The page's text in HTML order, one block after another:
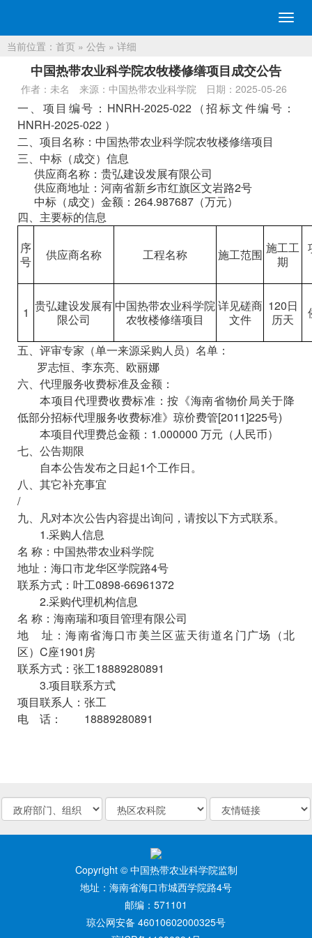
切
换
当前位置： 首页 » 公告 » 详细
中国热带农业科学院农牧楼修缮项目成交公告
作者：未名 来源：中国热带农业科学院 日期：2025-05-26
一、项目编号：HNRH-2025-022（招标文件编号：
HNRH-2025-022 ）
二、项目名称：中国热带农业科学院农牧楼修缮项目
三、中标（成交）信息
供应商名称： 贵弘建设发展有限公司
供应商地址： 河南省新乡市红旗区文岩路2号
中标（成交）金额： 264.987687 （万元）
四、主要标的信息
序
号
供应商名称 工程名称 施工范围 施工工
期
1 贵弘建设发展有
限公司
中国热带农业科学院
农牧楼修缮项目
详见磋商
文件
120日
历天
五、评审专家（单一来源采购人员）名单：
罗志恒、李东亮、欧丽娜
六、代理服务收费标准及金额：
本项目代理费收费标准：按《海南省物价局关于降
低部分招标代理服务收费标准》琼价费管[2011]225号)
本项目代理费总金额： 1.000000 万元（人民币）
七、公告期限
自本公告发布之日起1个工作日。
八、其它补充事宜
/
九、凡对本次公告内容提出询问，请按以下方式联系。
1.采购人信息
名 称：中国热带农业科学院
地址：海口市龙华区学院路4号
联系方式： 叶工0898-66961372
2.采购代理机构信息
名 称：海南瑞和项目管理有限公司
地 址：海南省海口市美兰区蓝天街道名门广场（北
区） C座1901 房
联系方式：张工18889280891
3.项目联系方式
项目联系人：张工
电 话： 18889280891
Copyright © 中国热带农业科学院监制
地址：海南省海口市城西学院路4号
邮编：571101
琼公网安备 46010602000325号